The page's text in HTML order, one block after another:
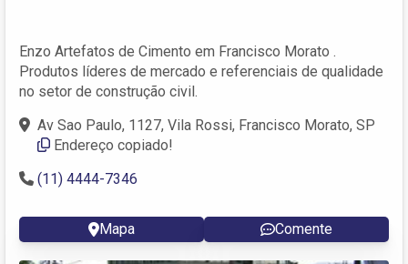
Enzo Artefatos de Cimento em Francisco Morato .
Produtos líderes de mercado e referenciais de qualidade
no setor de construção civil.
Av Sao Paulo, 1127, Vila Rossi, Francisco Morato, SP
Endereço copiado!
(11) 4444-7346
Mapa Comente